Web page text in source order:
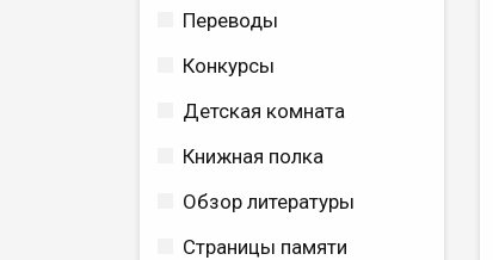
Переводы
Конкурсы
Детская комната
Книжная полка
Обзор литературы
Страницы памяти